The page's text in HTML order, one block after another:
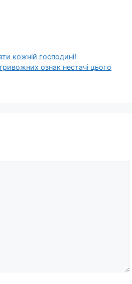
кожній господині!
ознак нестачі цього